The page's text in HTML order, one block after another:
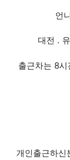
언
대전 .
출근차는 8
개인출근하신